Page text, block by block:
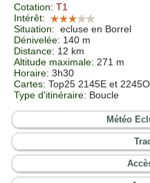
Cotation: T1
Intérêt:
Situation: ecluse en Borrel
Dénivelée: 140 m
Distance: 12 km
Altitude maximale: 271 m
Horaire: 3h30
Cartes: Top25 2145E et 2245O
Type d'itinéraire: Boucle
Météo